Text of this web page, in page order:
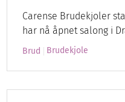
Carense Brudekjoler
har nå åpnet salong i
Brud Brudekjole